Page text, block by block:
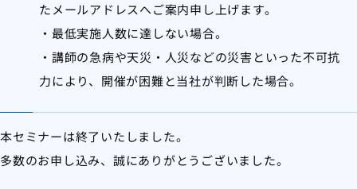
たメールアドレスへご案内申し上げます。
・最低実施人数に達しない場合。
・講師の急病や天災・人災などの災害といった不可抗
力により、開催が困難と当社が判断した場合。
本セミナーは終了いたしました。
多数のお申し込み、誠にありがとうございました。